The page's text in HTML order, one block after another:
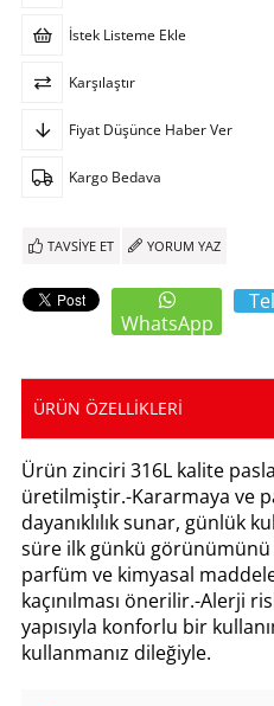
İstek Listeme Ekle
Karşılaştır
Fiyat Düşünce Haber Ver
Kargo Bedava
TAVSIYE ET YORUM YAZ
WhatsApp
ÜRÜN ÖZELLIKLERI
Ürün zinciri 316L kalite
üretilmiştir.-Kararmaya ve
dayanıklılık sunar, günlük
süre ilk günkü
parfüm ve kimyasal
kaçınılması önerilir.-Alerji
yapısıyla konforlu bir
kullanmanız dileğiyle.